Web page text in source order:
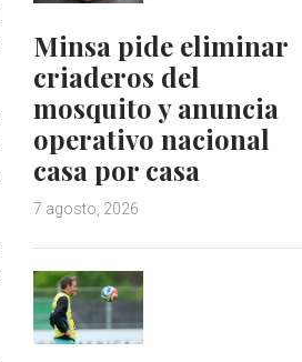
Minsa pide eliminar
criaderos del
mosquito y anuncia
operativo nacional
casa por casa
7 agosto, 2026